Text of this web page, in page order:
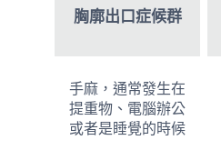
胸廓出口症候群
手麻，通常發生在
提重物、電腦辦公
或者是睡覺的時候